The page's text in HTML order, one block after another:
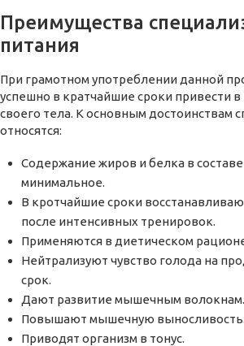
Преимущества
питания
При грамотном употреблении данной
успешно в кратчайшие сроки привести
своего тела. К основным достоинствам
относятся:
Содержание жиров и белка в
минимальное.
В кротчайшие сроки
после интенсивных тренировок.
Применяются в диетическом
Нейтрализуют чувство голода на
срок.
Дают развитие мышечным волокнам.
Повышают мышечную выносливость.
Приводят организм в тонус.